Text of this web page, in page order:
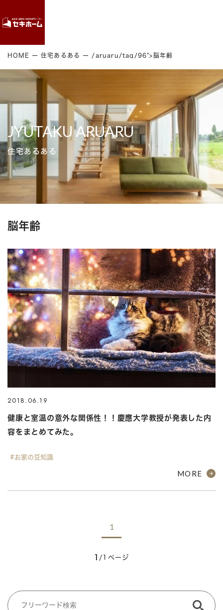
HOME 住宅あるある /aruaru/tag/96">脳年齢
JYUTAKU ARUARU
住宅あるある
脳年齢
2018.06.19
健康と室温の意外な関係性！！慶應大学教授が発表した内
容をまとめてみた。
#お家の豆知識
MORE
1
1 /1ページ